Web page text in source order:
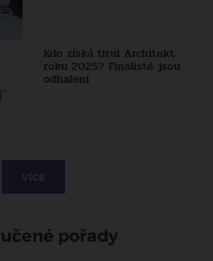
Kdo získá titul Architekt
roku 2025? Finalisté jsou
odhaleni
VÍCE
pořady